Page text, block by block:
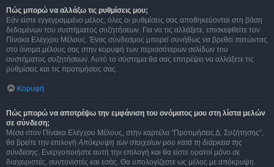
Πώς μπορώ να αλλάξω τις ρυθμίσεις μου;
Εάν είστε εγγεγραμμένο μέλος, όλες οι ρυθμίσεις σας αποθηκεύονται στη βάση
δεδομένων του συστήματος συζητήσεων. Για να τις αλλάξετε, επισκεφθείτε τον
Πίνακα Ελέγχου Μέλους. Ένας σύνδεσμος μπορεί συνήθως να βρεθεί πατώντας
στο όνομα μέλους σας στην κορυφή των περισσότερων σελίδων του
συστήματος συζητήσεων. Αυτό το σύστημα θα σας επιτρέψει να αλλάξετε τις
ρυθμίσεις και τις προτιμήσεις σας.
Κορυφή
Πώς μπορώ να αποτρέψω την εμφάνιση του ονόματος μου στη λίστα μελών
σε σύνδεση;
Μέσα στον Πίνακα Ελέγχου Μέλους, στην καρτέλα “Προτιμήσεις Δ. Συζήτησης”,
θα βρείτε την επιλογήΑπόκρυψη των στοιχείων μου κατά τη διάρκεια της
σύνδεσης. Ενεργοποιήστε αυτή την επιλογή και θα είστε ορατοί μόνο σε
διαχειριστές, συντονιστές και εσάς. Θα υπολογίζεστε ως μέλος με απόκρυψη.